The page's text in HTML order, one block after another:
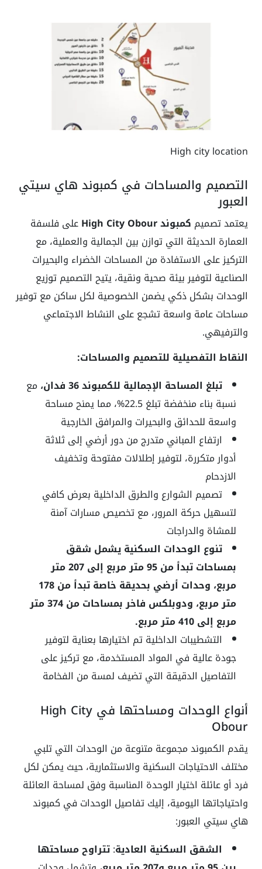
High city location
التصميم والمساحات في كمبوند هاي سيتي
العبور
يعتمد تصميم كمبوند High City Obour
على فلسفة
العمارة الحديثة التي توازن بين الجمالية والعملية، مع
التركيز على الاستفادة من المساحات الخضراء والبحيرات
الصناعية لتوفير بيئة صحية ونقية، يتيح التصميم توزيع
الوحدات بشكل ذكي يضمن الخصوصية لكل ساكن مع توفير
مساحات عامة واسعة تشجع على النشاط الاجتماعي
والترفيهي.
النقاط التفصيلية للتصميم والمساحات:
تبلغ المساحة الإجمالية للكمبوند 36 فدان،
مع
نسبة بناء منخفضة تبلغ 22.5%، مما يمنح مساحة
واسعة للحدائق والبحيرات والمرافق الخارجية
ارتفاع المباني متدرج من دور أرضي إلى ثلاثة
أدوار متكررة، لتوفير إطلالات مفتوحة وتخفيف
الازدحام
تصميم الشوارع والطرق الداخلية بعرض كافي
لتسهيل حركة المرور، مع تخصيص مسارات آمنة
للمشاة والدراجات
تنوع الوحدات السكنية يشمل شقق
بمساحات تبدأ من 95 متر مربع إلى 207 متر
مربع، وحدات أرضي بحديقة خاصة تبدأ من 178
متر مربع، ودوبلكس فاخر بمساحات من 374 متر
مربع إلى 410 متر مربع.
التشطيبات الداخلية تم اختيارها بعناية لتوفير
جودة عالية في المواد المستخدمة، مع تركيز على
التفاصيل الدقيقة التي تضيف لمسة من الفخامة
أنواع الوحدات ومساحتها في High City
Obour
يقدم الكمبوند مجموعة متنوعة من الوحدات التي تلبي
مختلف الاحتياجات السكنية والاستثمارية، حيث يمكن لكل
فرد أو عائلة اختيار الوحدة المناسبة وفق لمساحة العائلة
واحتياجاتها اليومية، إليك تفاصيل الوحدات في كمبوند
هاي سيتي العبور:
الشقق السكنية العادية:تتراوح مساحتها